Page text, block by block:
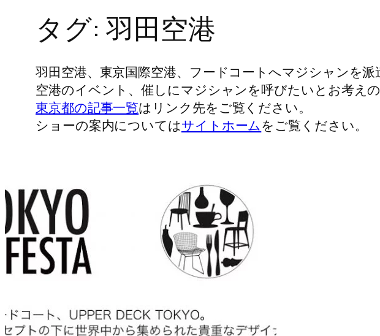
タグ: 羽田空港
羽田空港、東京国際空港、フードコートへマジシャンを派
空港のイベント、催しにマジシャンを呼びたいとお考え
東京都の記事一覧はリンク先をご覧ください。
ショーの案内についてはサイトホームをご覧ください。